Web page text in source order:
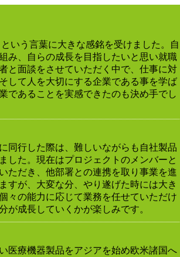
いう言葉に大きな感銘を受けました。自
み、自らの成長を目指したいと思い就職
と面談をさせていただく中で、仕事に対
して人を大切にする企業である事を学ば
であることを実感できたのも決め手でし
同行した際は、難しいながらも自社製品
した。現在はプロジェクトのメンバーと
ただき、他部署との連携を取り事業を進
すが、大変な分、やり遂げた時には大き
々の能力に応じて業務を任せていただけ
が成長していくかが楽しみです。
医療機器製品をアジアを始め欧米諸国へ